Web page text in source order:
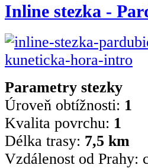
Inline stezka -
Parametry stezky
Úroveň obtížnosti: 1
Kvalita povrchu: 1
Délka trasy: 7,5 km
Vzdálenost od Prahy: